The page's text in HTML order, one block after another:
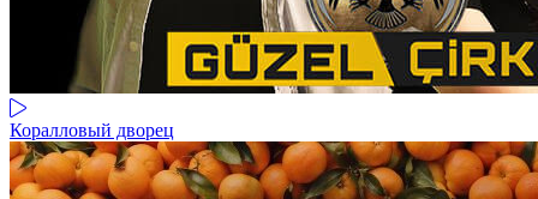
Коралловый дворец